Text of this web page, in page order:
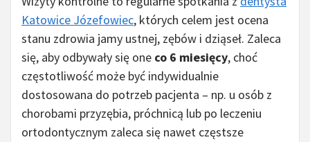
Katowice Józefowiec, których celem jest ocena
stanu zdrowia jamy ustnej, zębów i dziąseł. Zaleca
się, aby odbywały się one co 6 miesięcy, choć
częstotliwość może być indywidualnie
dostosowana do potrzeb pacjenta – np. u osób z
chorobami przyzębia, próchnicą lub po leczeniu
ortodontycznym zaleca się nawet częstsze